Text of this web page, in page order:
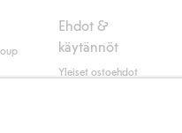
Ehdot &
käytännöt
Yleiset ostoehdot